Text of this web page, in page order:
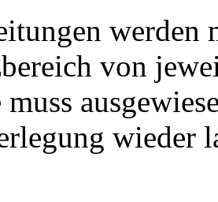
werden
von
muss
wieder